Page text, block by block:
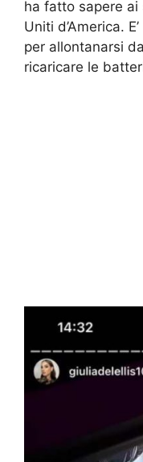
ha fatto sapere
Uniti d’America.
per allontanarsi
ricaricare le